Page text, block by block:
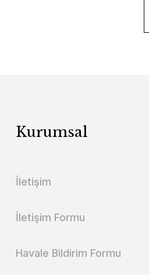
Kurumsal
İletişim
İletişim Formu
Havale Bildirim Formu